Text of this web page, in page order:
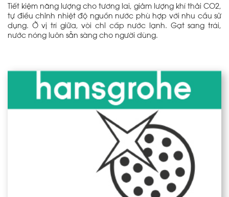
Tiết kiệm năng lượng cho tương lai, giảm lượng khí thải CO2,
tự điều chỉnh nhiệt độ nguồn nước phù hợp với nhu cầu sử
dụng. Ở vị trí giữa, vòi chỉ cấp nước lạnh. Gạt sang trái,
nước nóng luôn sẵn sàng cho người dùng.